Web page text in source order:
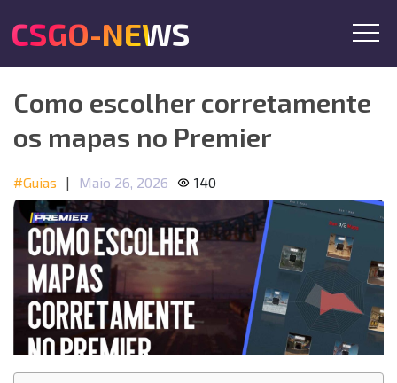
CSGO-NEWS
Como escolher corretamente
os mapas no Premier
#Guias | Maio 26, 2026 140